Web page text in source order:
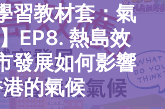
習教材套：氣
EP8. 熱島效
發展如何影響
的氣候